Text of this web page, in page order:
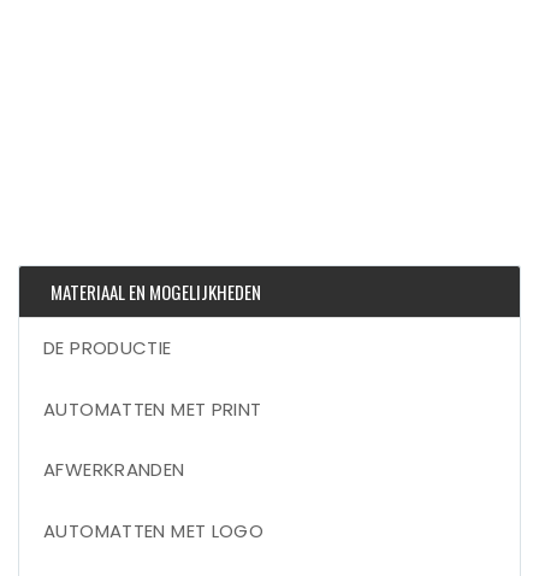
MATERIAAL EN MOGELIJKHEDEN
DE PRODUCTIE
AUTOMATTEN MET PRINT
AFWERKRANDEN
AUTOMATTEN MET LOGO